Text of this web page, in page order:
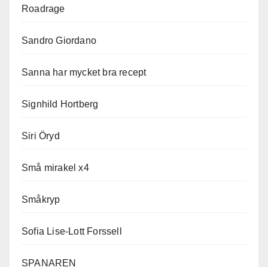
Roadrage
Sandro Giordano
Sanna har mycket bra recept
Signhild Hortberg
Siri Öryd
Små mirakel x4
Småkryp
Sofia Lise-Lott Forssell
SPANAREN